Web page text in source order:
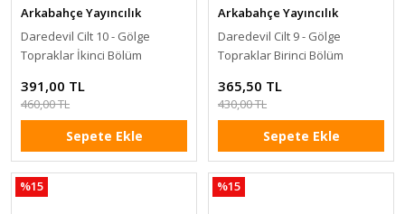
Arkabahçe Yayıncılık
Daredevil Cilt 10 - Gölge
Topraklar İkinci Bölüm
391,00 TL
460,00 TL
Sepete Ekle
Arkabahçe Yayıncılık
Daredevil Cilt 9 - Gölge
Topraklar Birinci Bölüm
365,50 TL
430,00 TL
Sepete Ekle
%15 %15